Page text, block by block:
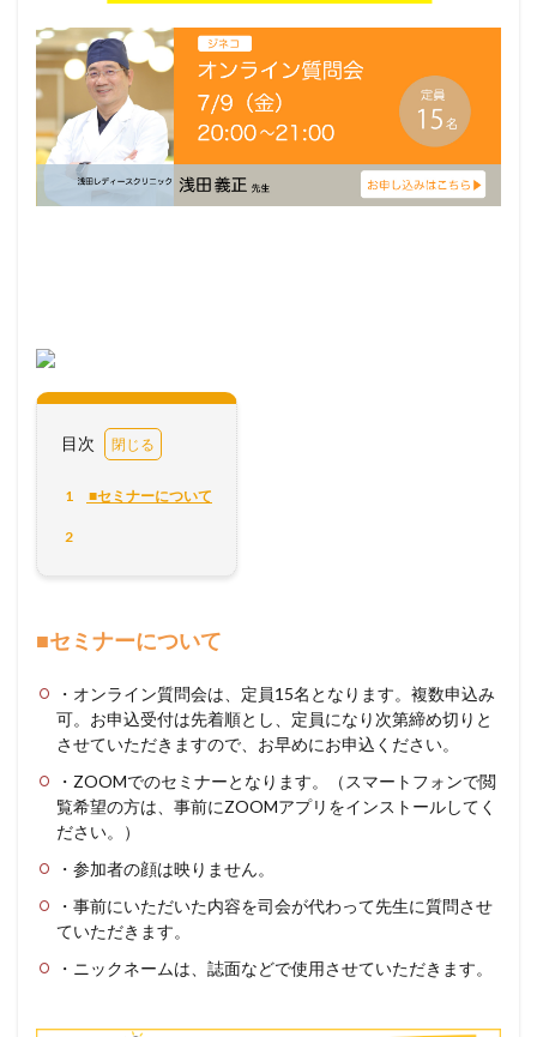
目次
1 ■セミナーについて
2
■セミナーについて
・オンライン質問会は、定員15名となります。複数申込み
可。お申込受付は先着順とし、定員になり次第締め切りと
させていただきますので、お早めにお申込ください。
・ZOOMでのセミナーとなります。（スマートフォンで閲
覧希望の方は、事前にZOOMアプリをインストールしてく
ださい。）
・参加者の顔は映りません。
・事前にいただいた内容を司会が代わって先生に質問させ
ていただきます。
・ニックネームは、誌面などで使用させていただきます。